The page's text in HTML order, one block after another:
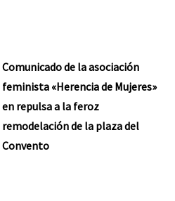
Comunicado de la asociación
feminista «Herencia de Mujeres»
en repulsa a la feroz
remodelación de la plaza del
Convento